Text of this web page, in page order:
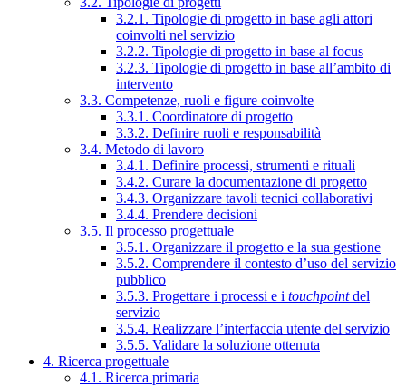
3.2.1. Tipologie di progetto in base agli attori
coinvolti nel servizio
3.2.2. Tipologie di progetto in base al focus
3.2.3. Tipologie di progetto in base all’ambito di
intervento
3.3. Competenze, ruoli e figure coinvolte
3.3.1. Coordinatore di progetto
3.3.2. Definire ruoli e responsabilità
3.4. Metodo di lavoro
3.4.1. Definire processi, strumenti e rituali
3.4.2. Curare la documentazione di progetto
3.4.3. Organizzare tavoli tecnici collaborativi
3.4.4. Prendere decisioni
3.5. Il processo progettuale
3.5.1. Organizzare il progetto e la sua gestione
3.5.2. Comprendere il contesto d’uso del servizio
pubblico
3.5.3. Progettare i processi e i touchpointdel
servizio
3.5.4. Realizzare l’interfaccia utente del servizio
3.5.5. Validare la soluzione ottenuta
4. Ricerca progettuale
4.1. Ricerca primaria